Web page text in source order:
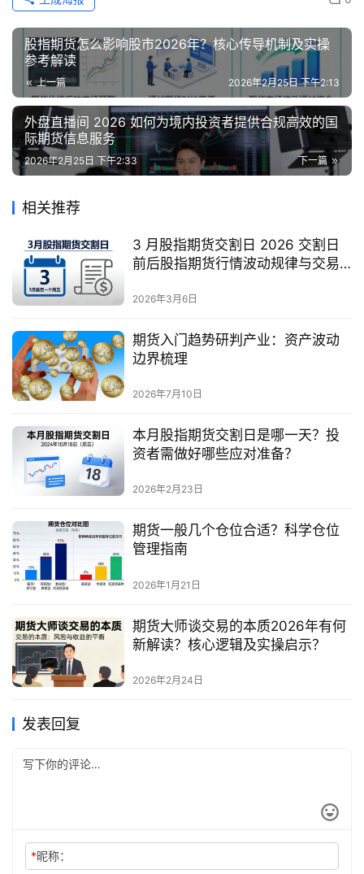
股指期货怎么影响股市2026年？核心传导机制及实操
参考解读
上一篇 2026年2月25日 下午2:13
外盘直播间 2026 如何为境内投资者提供合规高效的国
际期货信息服务
下一篇
2026年2月25日 下午2:33
相关推荐
3 月股指期货交割日 2026 交割日
前后股指期货行情波动规律与交易
2026年3月6日
期货入门趋势研判产业：资产波动
边界梳理
2026年7月10日
本月股指期货交割日是哪一天？投
资者需做好哪些应对准备？
2026年2月23日
期货一般几个仓位合适？科学仓位
管理指南
2026年1月21日
期货大师谈交易的本质2026年有何
新解读？核心逻辑及实操启示？
2026年2月24日
发表回复
*昵称：